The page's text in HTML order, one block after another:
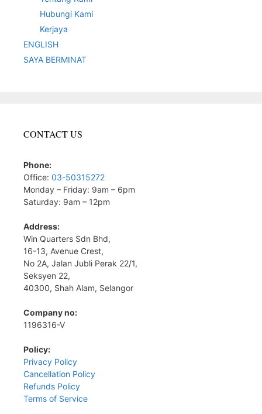
Hubungi Kami
Kerjaya
ENGLISH
SAYA BERMINAT
CONTACT US
Phone:
Office: 03-50315272
Monday – Friday: 9am – 6pm
Saturday: 9am – 12pm
Address:
Win Quarters Sdn Bhd,
16-13, Avenue Crest,
No 2A, Jalan Jubli Perak 22/1,
Seksyen 22,
40300, Shah Alam, Selangor
Company no:
1196316-V
Policy:
Privacy Policy
Cancellation Policy
Refunds Policy
Terms of Service